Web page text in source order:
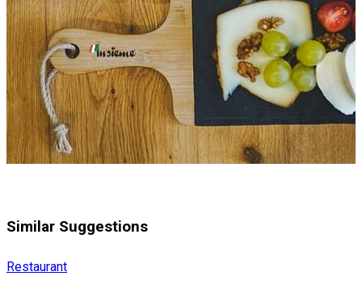
Similar Suggestions
Restaurant